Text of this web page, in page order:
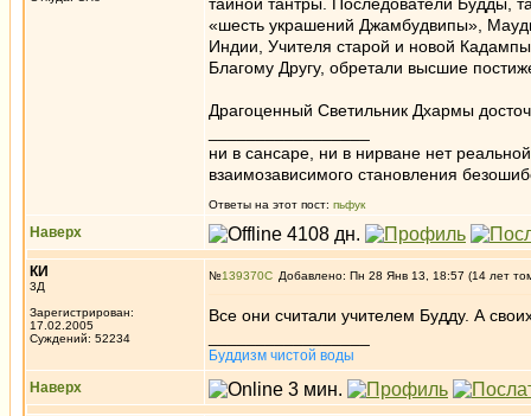
«шесть украшений Джамбудвипы»,
Индии, Учителя старой и новой
Благому Другу, обретали высшие
Драгоценный Светильник Дхармы
ни в сансаре, ни в нирване нет
взаимозависимого становления
Ответы на этот пост: пьфук
Наверх
КИ
3Д
Зарегистрирован:
17.02.2005
Суждений: 52234
№139370 Добавлено: Пн 28 Янв 13, 18:57 (14 лет
Все они считали учителем Будду. А
Буддизм чистой воды
Наверх